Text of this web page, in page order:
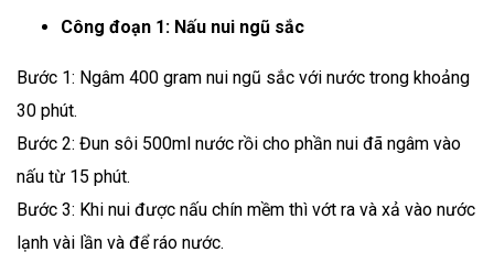
Công đoạn 1: Nấu nui ngũ sắc
Bước 1: Ngâm 400 gram nui ngũ sắc với nước trong khoảng
30 phút.
Bước 2: Đun sôi 500ml nước rồi cho phần nui đã ngâm vào
nấu từ 15 phút.
Bước 3: Khi nui được nấu chín mềm thì vớt ra và xả vào nước
lạnh vài lần và để ráo nước.
2 Đang diễn ra